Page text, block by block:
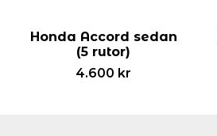
Honda Accord sedan
(5 rutor)
4.600 kr